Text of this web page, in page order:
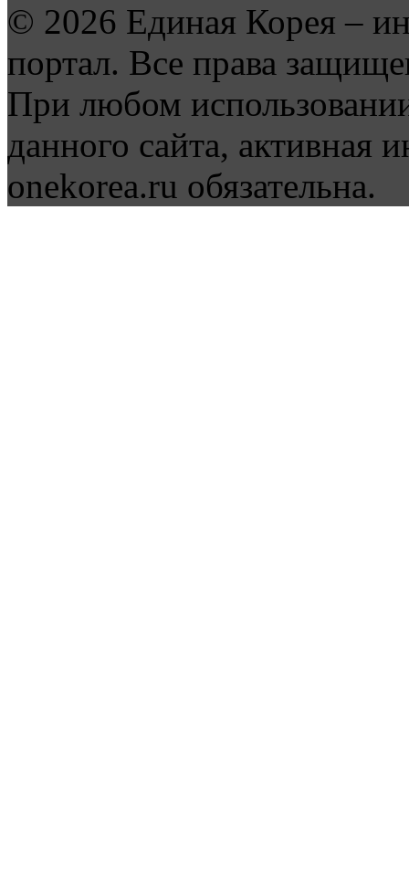
© 2026 Единая Корея –
портал. Все права
При любом
данного сайта, активная
onekorea.ru обязательна.